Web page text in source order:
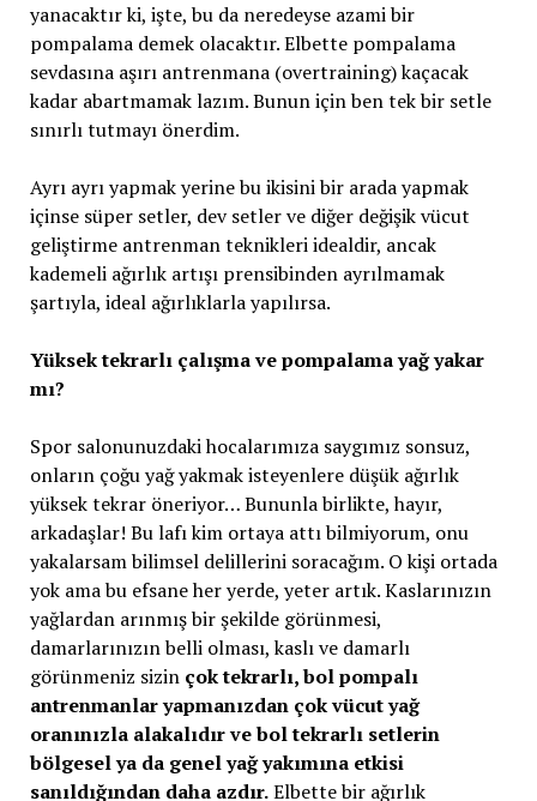
yanacaktır ki, işte, bu da neredeyse azami bir
pompalama demek olacaktır. Elbette pompalama
sevdasına aşırı antrenmana (overtraining) kaçacak
kadar abartmamak lazım. Bunun için ben tek bir setle
sınırlı tutmayı önerdim.
Ayrı ayrı yapmak yerine bu ikisini bir arada yapmak
içinse süper setler, dev setler ve diğer değişik vücut
geliştirme antrenman teknikleri idealdir, ancak
kademeli ağırlık artışı prensibinden ayrılmamak
şartıyla, ideal ağırlıklarla yapılırsa.
Yüksek tekrarlı çalışma ve pompalama yağ yakar
mı?
Spor salonunuzdaki hocalarımıza saygımız sonsuz,
onların çoğu yağ yakmak isteyenlere düşük ağırlık
yüksek tekrar öneriyor… Bununla birlikte, hayır,
arkadaşlar! Bu lafı kim ortaya attı bilmiyorum, onu
yakalarsam bilimsel delillerini soracağım. O kişi ortada
yok ama bu efsane her yerde, yeter artık. Kaslarınızın
yağlardan arınmış bir şekilde görünmesi,
damarlarınızın belli olması, kaslı ve damarlı
görünmeniz sizin çok tekrarlı, bol pompalı
antrenmanlar yapmanızdan çok vücut yağ
oranınızla alakalıdır ve bol tekrarlı setlerin
bölgesel ya da genel yağ yakımına etkisi
sanıldığından daha azdır.Elbette bir ağırlık